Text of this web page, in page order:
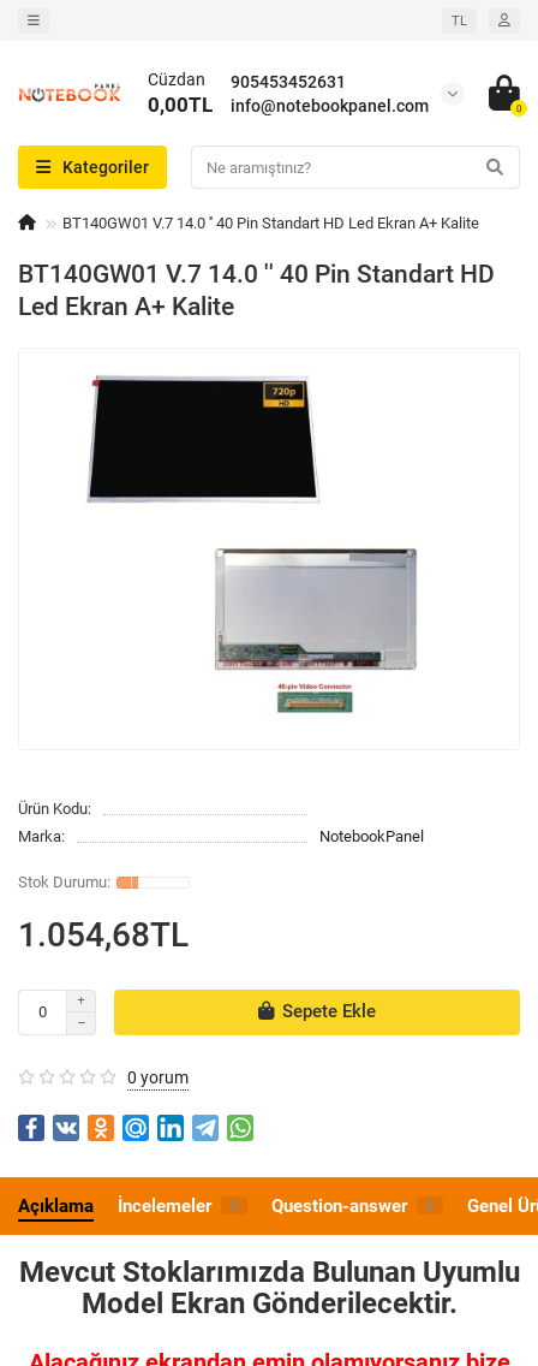
TL
905453452631
info@notebookpanel.com
Cüzdan
0,00TL 0
Kategoriler
BT140GW01 V.7 14.0 '' 40 Pin Standart HD Led Ekran A+ Kalite
BT140GW01 V.7 14.0 '' 40 Pin Standart HD
Led Ekran A+ Kalite
Ürün Kodu:
Marka:
NotebookPanel
1.054,68TL
Sepete Ekle
0 yorum
Açıklama İncelemeler 0 Question-answer 0 Genel
Mevcut Stoklarımızda Bulunan Uyumlu
Model Ekran Gönderilecektir.